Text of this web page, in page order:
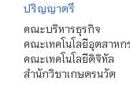
ปริญญาตรี
คณะบริหารธุรกิจ
คณะเทคโนโลยีอุตสาหก
คณะเทคโนโลยีดิจิทัล
สำนักวิชาเกษตรนวัต